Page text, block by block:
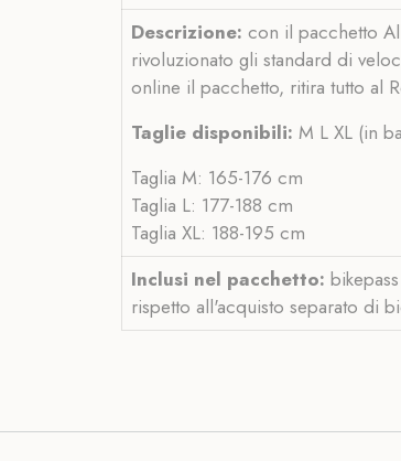
Descrizione: con il pacchetto
rivoluzionato gli standard di
online il pacchetto, ritira tutto al
Taglie disponibili: M L XL (in
Taglia M: 165-176 cm
Taglia L: 177-188 cm
Taglia XL: 188-195 cm
Inclusi nel pacchetto:
rispetto all'acquisto separato di